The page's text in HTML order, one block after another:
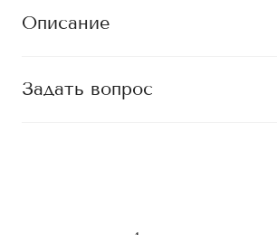
Описание
Задать вопрос